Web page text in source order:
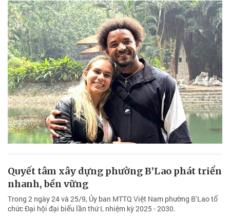
Quyết tâm xây dựng phường B’Lao phát triển
nhanh, bền vững
Trong 2 ngày 24 và 25/9, Ủy ban MTTQ Việt Nam phường B’Lao tổ
chức Đại hội đại biểu lần thứ I, nhiệm kỳ 2025 - 2030.